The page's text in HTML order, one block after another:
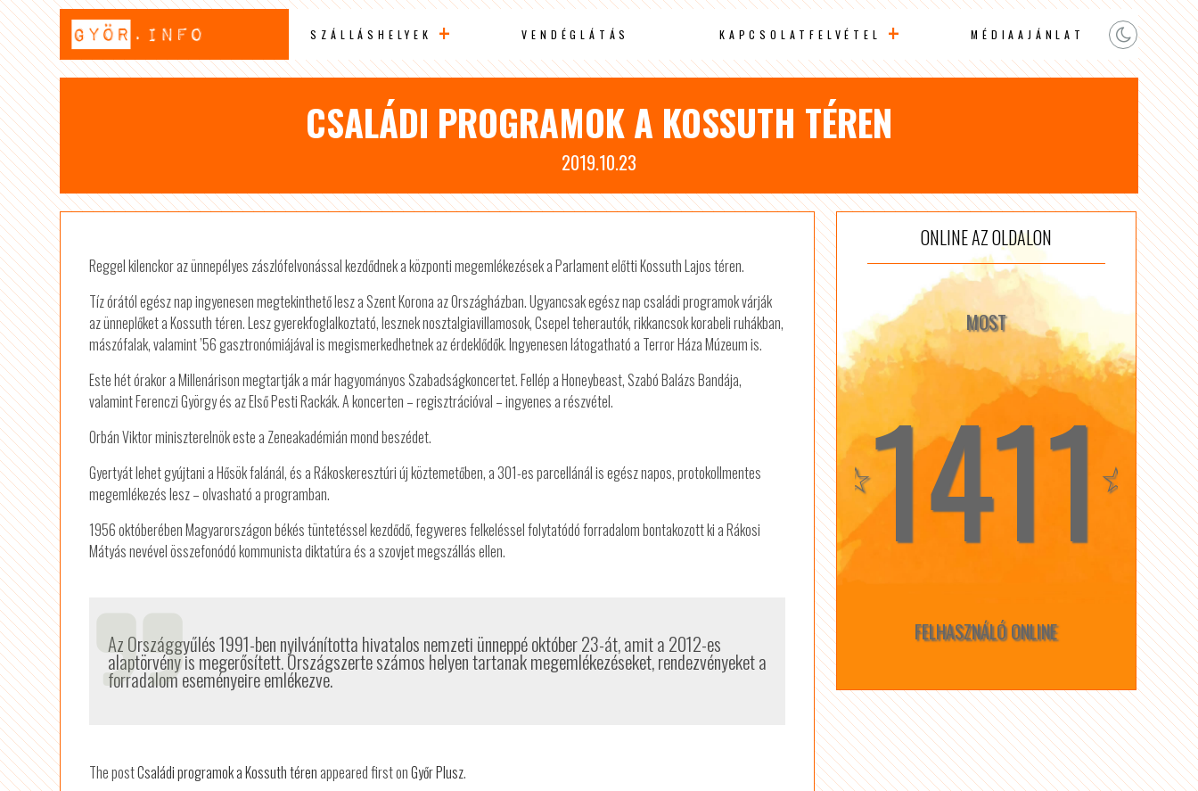
SZÁLLÁSHELYEK VENDÉGLÁTÁS KAPCSOLATFELVÉTEL MÉDIAAJÁNLAT
CSALÁDI PROGRAMOK A KOSSUTH TÉREN
2019.10.23
Reggel kilenckor az ünnepélyes zászlófelvonással kezdődnek a központi megemlékezések a Parlament előtti Kossuth Lajos téren.
Tíz órától egész nap ingyenesen megtekinthető lesz a Szent Korona az Országházban. Ugyancsak egész nap családi programok várják
az ünneplőket a Kossuth téren. Lesz gyerekfoglalkoztató, lesznek nosztalgiavillamosok, Csepel teherautók, rikkancsok korabeli ruhákban,
mászófalak, valamint ’56 gasztronómiájával is megismerkedhetnek az érdeklődők. Ingyenesen látogatható a Terror Háza Múzeum is.
Este hét órakor a Millenárison megtartják a már hagyományos Szabadságkoncertet. Fellép a Honeybeast, Szabó Balázs Bandája,
valamint Ferenczi György és az Első Pesti Rackák. A koncerten – regisztrációval – ingyenes a részvétel.
Orbán Viktor miniszterelnök este a Zeneakadémián mond beszédet.
Gyertyát lehet gyújtani a Hősök falánál, és a Rákoskeresztúri új köztemetőben, a 301-es parcellánál is egész napos, protokollmentes
megemlékezés lesz – olvasható a programban.
1956 októberében Magyarországon békés tüntetéssel kezdődő, fegyveres felkeléssel folytatódó forradalom bontakozott ki a Rákosi
Mátyás nevével összefonódó kommunista diktatúra és a szovjet megszállás ellen.
Az Országgyűlés 1991-ben nyilvánította hivatalos nemzeti ünneppé október 23-át, amit a 2012-es
alaptörvény is megerősített. Országszerte számos helyen tartanak megemlékezéseket, rendezvényeket a
forradalom eseményeire emlékezve.
The postCsaládi programok a Kossuth téren appeared first onGyőr Plusz.
ONLINE AZ OLDALON
MOST
☆1411☆
FELHASZNÁLÓ ONLINE